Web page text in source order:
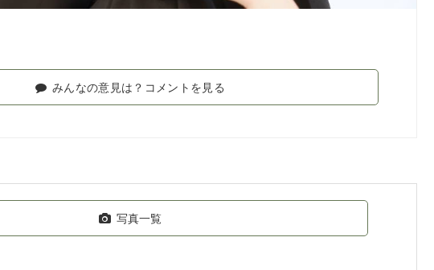
みんなの意見は？コメントを見る
写真一覧